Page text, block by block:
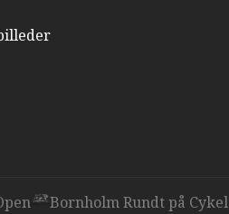
Bornholm Rundt på Cykel